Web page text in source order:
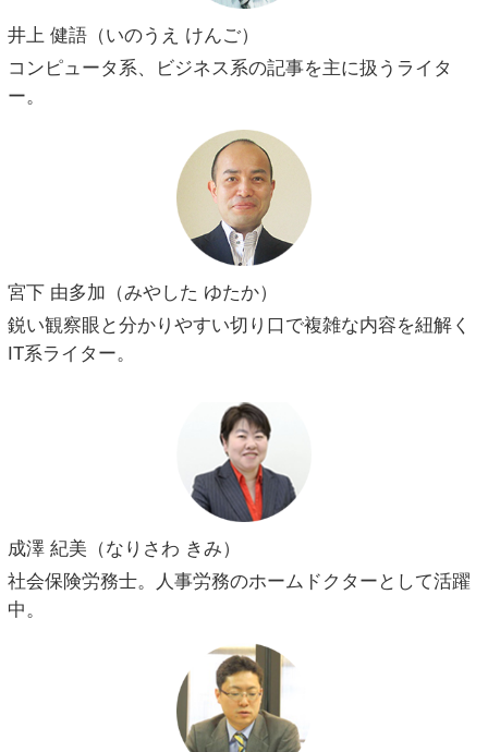
井上 健語（いのうえ けんご）
コンピュータ系、ビジネス系の記事を主に扱うライタ
ー。
宮下 由多加（みやした ゆたか）
鋭い観察眼と分かりやすい切り口で複雑な内容を紐解く
IT系ライター。
成澤 紀美（なりさわ きみ）
社会保険労務士。人事労務のホームドクターとして活躍
中。